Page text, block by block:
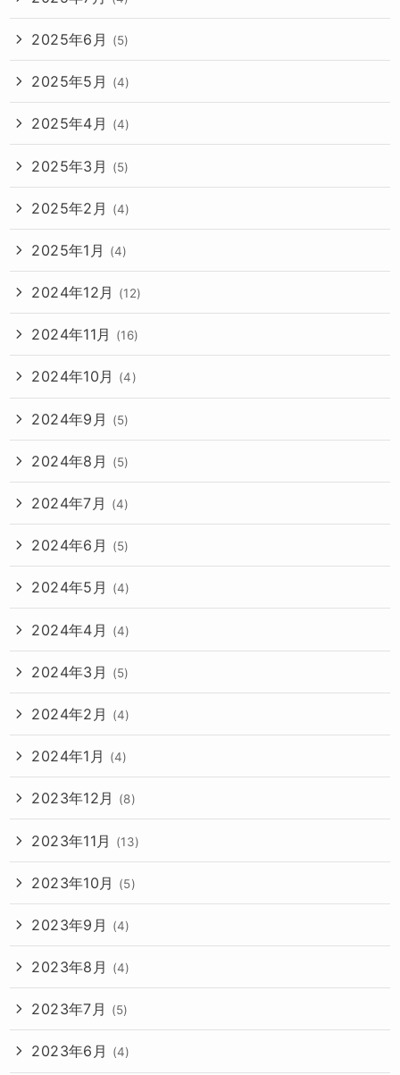
2025年6月 (5)
2025年5月 (4)
2025年4月 (4)
2025年3月 (5)
2025年2月 (4)
2025年1月 (4)
2024年12月 (12)
2024年11月 (16)
2024年10月 (4)
2024年9月 (5)
2024年8月 (5)
2024年7月 (4)
2024年6月 (5)
2024年5月 (4)
2024年4月 (4)
2024年3月 (5)
2024年2月 (4)
2024年1月 (4)
2023年12月 (8)
2023年11月 (13)
2023年10月 (5)
2023年9月 (4)
2023年8月 (4)
2023年7月 (5)
2023年6月 (4)